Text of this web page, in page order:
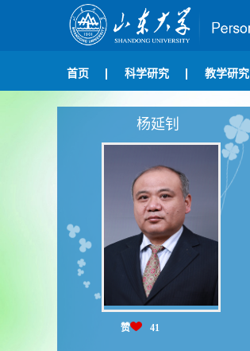
首页 科学研究 教学研究
杨延钊
赞 41